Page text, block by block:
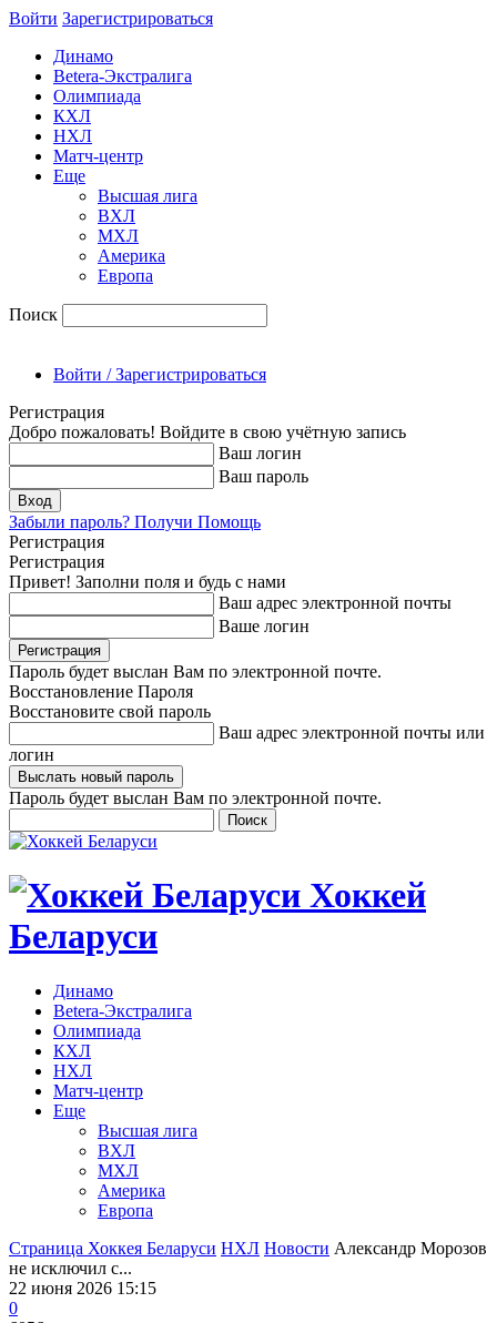
Войти Зарегиcтрироваться
Динамо
Betera-Экстралига
Олимпиада
КХЛ
НХЛ
Матч-центр
Еще
Высшая лига
ВХЛ
МХЛ
Америка
Европа
Поиск
Войти / Зарегистрироваться
Регистрация
Добро пожаловать! Войдите в свою учётную запись
Ваш логин
Ваш пароль
Забыли пароль? Получи Помощь
Регистрация
Регистрация
Привет! Заполни поля и будь с нами
Ваш адрес электронной почты
Ваше логин
Пароль будет выслан Вам по электронной почте.
Восстановление Пароля
Восстановите свой пароль
Ваш адрес электронной почты или
логин
Пароль будет выслан Вам по электронной почте.
Хоккей
Беларуси
Динамо
Betera-Экстралига
Олимпиада
КХЛ
НХЛ
Матч-центр
Еще
Высшая лига
ВХЛ
МХЛ
Америка
Европа
Страница Хоккея Беларуси НХЛ Новости Александр Морозов
не исключил с...
22 июня 2026 15:15
0